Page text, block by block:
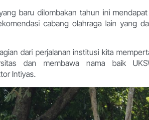
baru dilombakan tahun ini
cabang olahraga lain yang
dari perjalanan institusi kita
dan membawa nama baik
Intiyas.